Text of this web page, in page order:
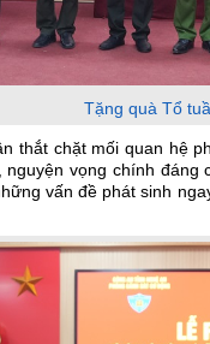
Tặng quà Tổ
thắt chặt mối quan hệ
vọng chính
vấn đề phát sinh